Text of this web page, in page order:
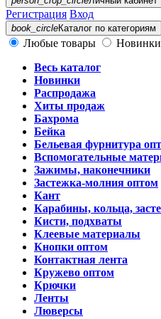
Регистрация Вход
book_circleКаталог по категориям
Любые товары Новинки
Весь каталог
Новинки
Распродажа
Хиты продаж
Бахрома
Бейка
Бельевая фурнитура
Вспомогательные
Зажимы, наконечники
Застежка-молния оптом
Кант
Карабины, кольца,
Кисти, подхваты
Клеевые материалы
Кнопки оптом
Контактная лента
Кружево оптом
Крючки
Ленты
Люверсы